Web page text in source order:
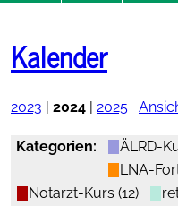
Kalender
Notfallsymposium
inKalender
2023 | 2024 | 2025
Kategorien:
ÄLRD-
LNA-
Notarzt-Kurs (12)